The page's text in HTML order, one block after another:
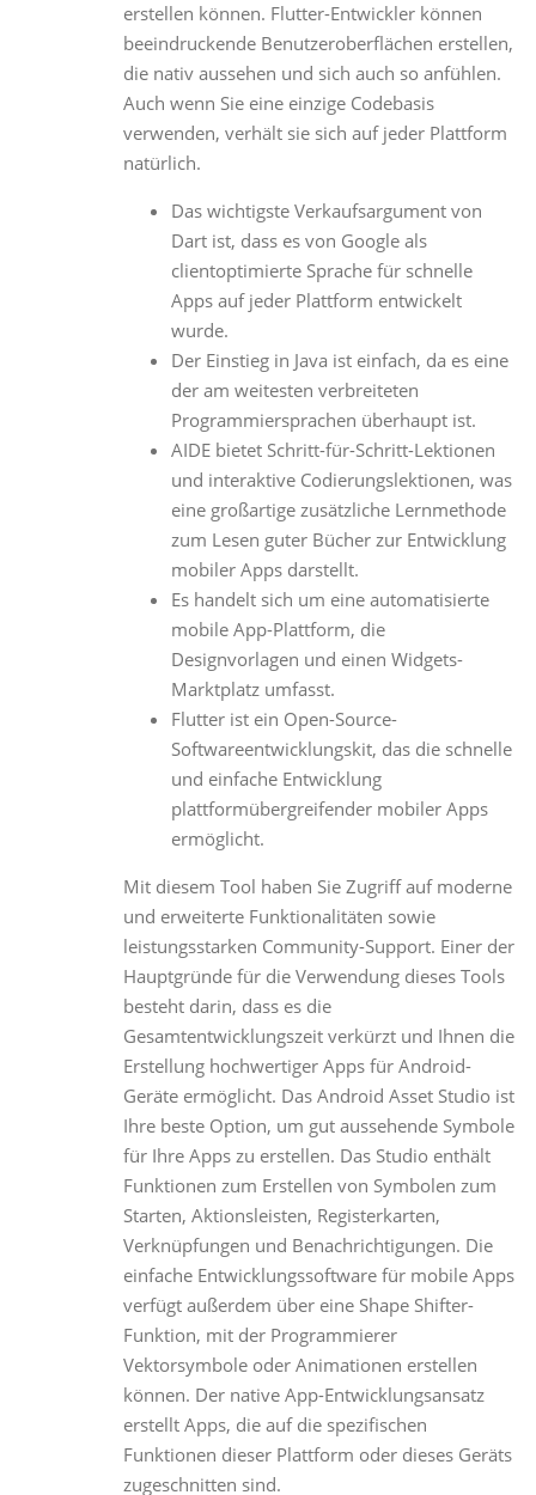
erstellen können. Flutter-Entwickler können
beeindruckende Benutzeroberflächen erstellen,
die nativ aussehen und sich auch so anfühlen.
Auch wenn Sie eine einzige Codebasis
verwenden, verhält sie sich auf jeder Plattform
natürlich.
Das wichtigste Verkaufsargument von
Dart ist, dass es von Google als
clientoptimierte Sprache für schnelle
Apps auf jeder Plattform entwickelt
wurde.
Der Einstieg in Java ist einfach, da es eine
der am weitesten verbreiteten
Programmiersprachen überhaupt ist.
AIDE bietet Schritt-für-Schritt-Lektionen
und interaktive Codierungslektionen, was
eine großartige zusätzliche Lernmethode
zum Lesen guter Bücher zur Entwicklung
mobiler Apps darstellt.
Es handelt sich um eine automatisierte
mobile App-Plattform, die
Designvorlagen und einen Widgets-
Marktplatz umfasst.
Flutter ist ein Open-Source-
Softwareentwicklungskit, das die schnelle
und einfache Entwicklung
plattformübergreifender mobiler Apps
ermöglicht.
Mit diesem Tool haben Sie Zugriff auf moderne
und erweiterte Funktionalitäten sowie
leistungsstarken Community-Support. Einer der
Hauptgründe für die Verwendung dieses Tools
besteht darin, dass es die
Gesamtentwicklungszeit verkürzt und Ihnen die
Erstellung hochwertiger Apps für Android-
Geräte ermöglicht. Das Android Asset Studio ist
Ihre beste Option, um gut aussehende Symbole
für Ihre Apps zu erstellen. Das Studio enthält
Funktionen zum Erstellen von Symbolen zum
Starten, Aktionsleisten, Registerkarten,
Verknüpfungen und Benachrichtigungen. Die
einfache Entwicklungssoftware für mobile Apps
verfügt außerdem über eine Shape Shifter-
Funktion, mit der Programmierer
Vektorsymbole oder Animationen erstellen
können. Der native App-Entwicklungsansatz
erstellt Apps, die auf die spezifischen
Funktionen dieser Plattform oder dieses Geräts
zugeschnitten sind.